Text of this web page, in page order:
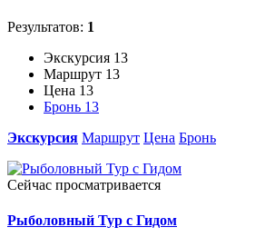
Результатов: 1
Экскурсия 13
Маршрут 13
Цена 13
Бронь 13
Экскурсия Маршрут Цена Бронь
Сейчас просматривается
Рыболовный Тур с Гидом